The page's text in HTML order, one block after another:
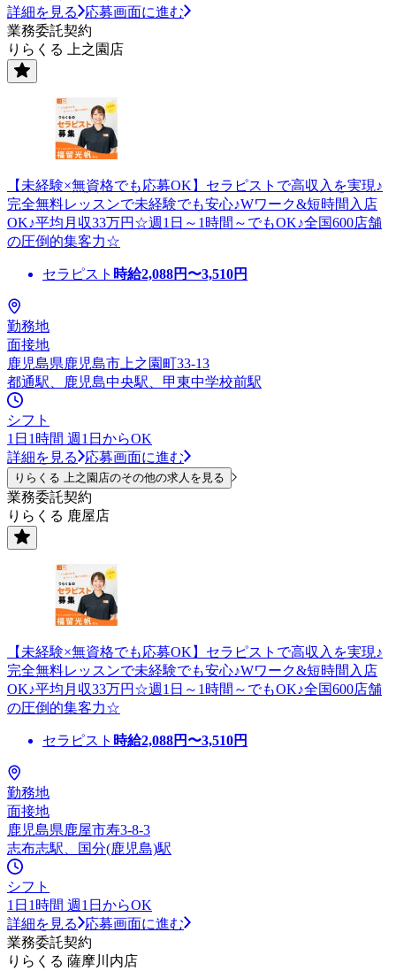
詳細を見る
応募画面に進む
業務委託契約
りらくる 上之園店
【未経験×無資格でも応募OK】セラピストで高収入を実現♪
完全無料レッスンで未経験でも安心♪Wワーク&短時間入店
OK♪平均月収33万円☆週1日～1時間～でもOK♪全国600店舗
の圧倒的集客力☆
セラピスト 時給2,088円〜3,510円
勤務地
面接地
鹿児島県鹿児島市上之園町33-13
都通駅、鹿児島中央駅、甲東中学校前駅
シフト
1日1時間 週1日からOK
詳細を見る
応募画面に進む
りらくる 上之園店のその他の求人を見る
業務委託契約
りらくる 鹿屋店
【未経験×無資格でも応募OK】セラピストで高収入を実現♪
完全無料レッスンで未経験でも安心♪Wワーク&短時間入店
OK♪平均月収33万円☆週1日～1時間～でもOK♪全国600店舗
の圧倒的集客力☆
セラピスト 時給2,088円〜3,510円
勤務地
面接地
鹿児島県鹿屋市寿3-8-3
志布志駅、国分(鹿児島)駅
シフト
1日1時間 週1日からOK
詳細を見る
応募画面に進む
業務委託契約
りらくる 薩摩川内店